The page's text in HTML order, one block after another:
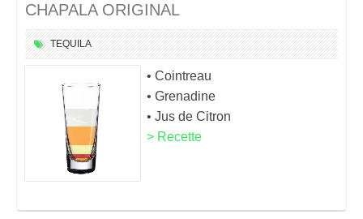
CHAPALA ORIGINAL
TEQUILA
• Cointreau
• Grenadine
• Jus de Citron
> Recette